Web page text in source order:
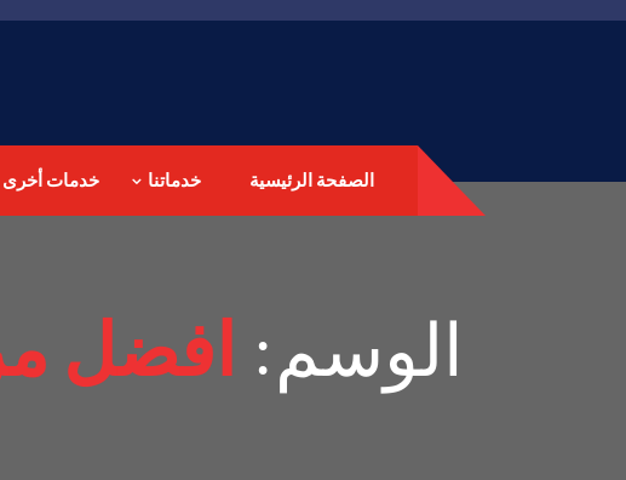
الصفحة الرئيسية خدماتنا خدمات أخرى
الوسم: افضل